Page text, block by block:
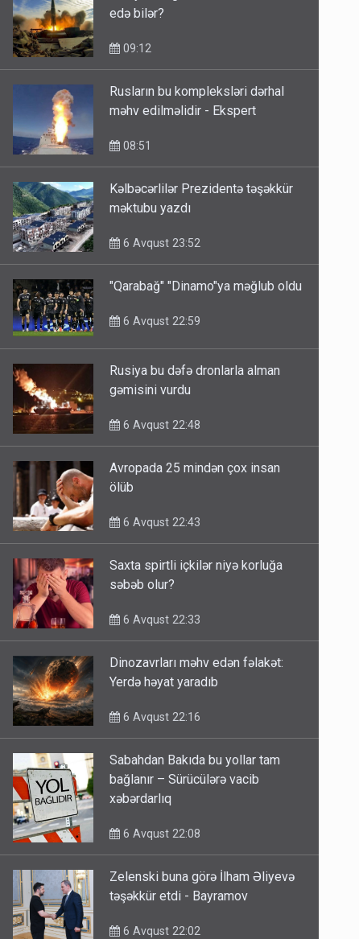
edə bilər?
09:12
Rusların bu kompleksləri dərhal
məhv edilməlidir - Ekspert
08:51
Kəlbəcərlilər Prezidentə təşəkkür
məktubu yazdı
6 Avqust 23:52
"Qarabağ" "Dinamo"ya məğlub oldu
6 Avqust 22:59
Rusiya bu dəfə dronlarla alman
gəmisini vurdu
6 Avqust 22:48
Avropada 25 mindən çox insan
ölüb
6 Avqust 22:43
Saxta spirtli içkilər niyə korluğa
səbəb olur?
6 Avqust 22:33
Dinozavrları məhv edən fəlakət:
Yerdə həyat yaradıb
6 Avqust 22:16
Sabahdan Bakıda bu yollar tam
bağlanır – Sürücülərə vacib
xəbərdarlıq
6 Avqust 22:08
Zelenski buna görə İlham Əliyevə
təşəkkür etdi - Bayramov
6 Avqust 22:02